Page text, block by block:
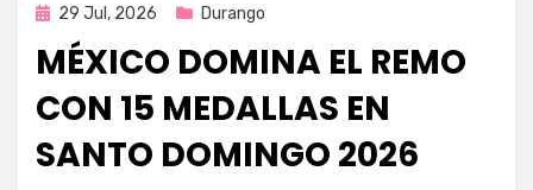
Publicada
29 Jul, 2026 Durango
MÉXICO DOMINA EL REMO
CON 15 MEDALLAS EN
SANTO DOMINGO 2026